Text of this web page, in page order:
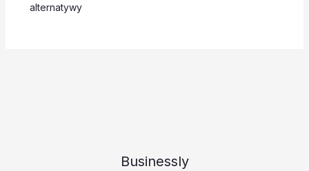
alternatywy
Businessly